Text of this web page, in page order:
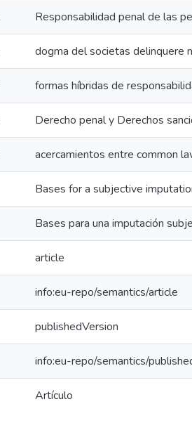
Responsabilidad penal de las
dogma del societas delinquere
formas híbridas de
Derecho penal y Derechos
acercamientos entre common
Bases for a subjective
Bases para una imputación
article
info:eu-repo/semantics/article
publishedVersion
info:eu-repo/semantics/
Artículo